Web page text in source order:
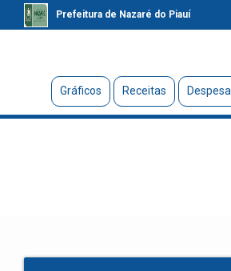
Prefeitura de Nazaré do Piauí
Gráficos Receitas